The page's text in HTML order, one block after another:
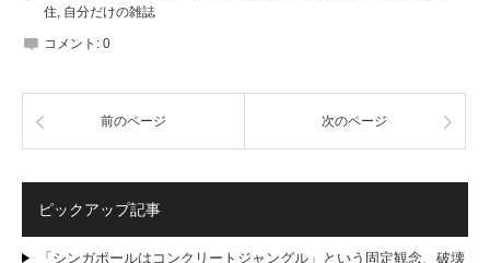
住 自分だけの雑誌
コメント: 0
前のページ 次のページ
ピックアップ記事
「シンガポールはコンクリートジャングル」という固定観念、破壊